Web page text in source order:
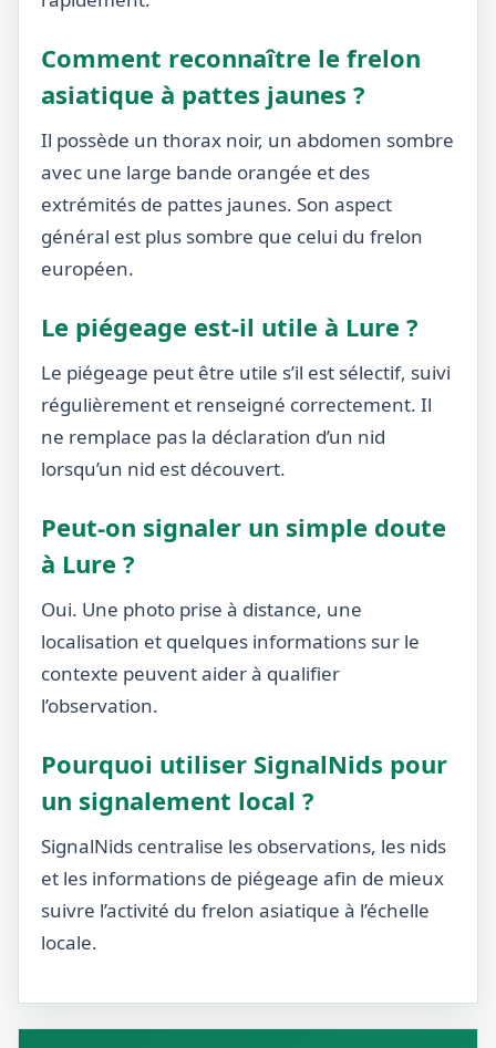
Comment reconnaître le frelon
asiatique à pattes jaunes ?
Il possède un thorax noir, un abdomen sombre
avec une large bande orangée et des
extrémités de pattes jaunes. Son aspect
général est plus sombre que celui du frelon
européen.
Le piégeage est-il utile à Lure ?
Le piégeage peut être utile s’il est sélectif, suivi
régulièrement et renseigné correctement. Il
ne remplace pas la déclaration d’un nid
lorsqu’un nid est découvert.
Peut-on signaler un simple doute
à Lure ?
Oui. Une photo prise à distance, une
localisation et quelques informations sur le
contexte peuvent aider à qualifier
l’observation.
Pourquoi utiliser SignalNids pour
un signalement local ?
SignalNids centralise les observations, les nids
et les informations de piégeage afin de mieux
suivre l’activité du frelon asiatique à l’échelle
locale.